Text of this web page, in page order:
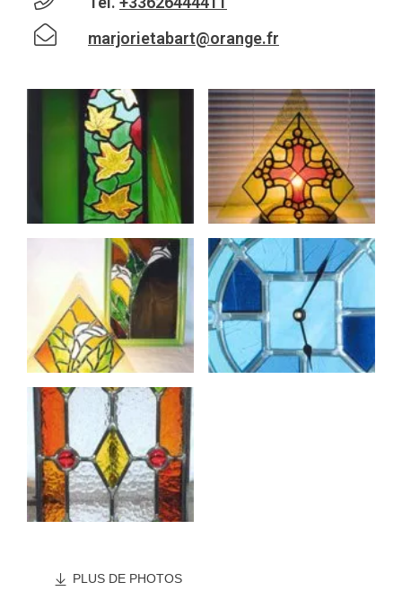
marjorietabart@orange.fr
PLUS DE PHOTOS